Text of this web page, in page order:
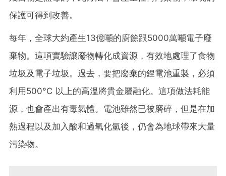
保護可得到改善。
每年，全球大約產生13億噸的廚餘跟5000萬噸電子廢
棄物。這項實驗讓廢物轉化成資源，有效地處理了食物
垃圾及電子垃圾。過去，要把廢棄的鋰電池重製，必須
利用500°C 以上的高溫將貴金屬融化。這項做法耗能
源，也會產出有毒氣體。電池雖然已被磨碎，但是在加
熱過程以及加入酸和過氧化氫後，仍會為地球帶來大量
污染物。